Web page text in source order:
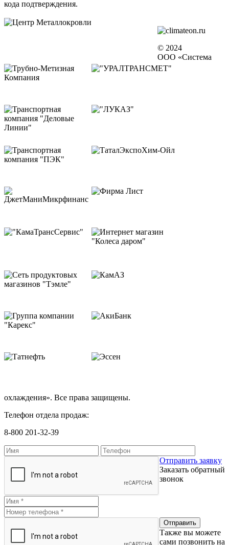
кода подтверждения.
© 2024
ООО «Система
охлаждения». Все права защищены.
Телефон отдела продаж:
8-800 201-32-39
Отправить заявку
Заказать обратный
звонок
Также вы можете
сами позвонить на